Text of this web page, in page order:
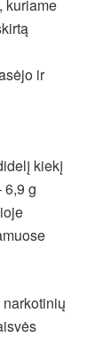
kuriame
ir
kiekį
g